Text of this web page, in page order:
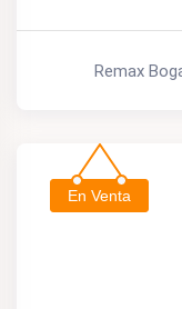
Remax
En Venta